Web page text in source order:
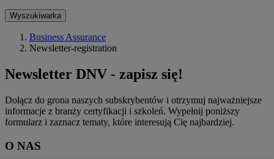
Wyszukiwarka
Business Assurance
Newsletter-registration
Newsletter DNV - zapisz się!
Dołącz do grona naszych subskrybentów i otrzymuj najważniejsze
informacje z branży certyfikacji i szkoleń. Wypełnij poniższy
formularz i zaznacz tematy, które interesują Cię najbardziej.
O NAS